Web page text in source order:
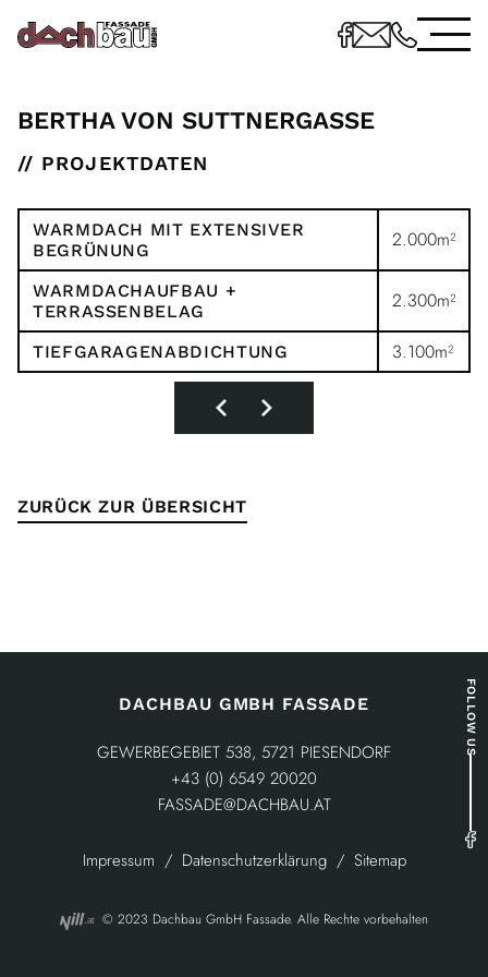
BERTHA VON SUTTNERGASSE
// PROJEKTDATEN
WARMDACH MIT EXTENSIVER
BEGRÜNUNG
2.000m²
WARMDACHAUFBAU +
TERRASSENBELAG
2.300m²
TIEFGARAGENABDICHTUNG 3.100m²
ZURÜCK ZUR ÜBERSICHT
DACHBAU GMBH FASSADE
GEWERBEGEBIET 538, 5721 PIESENDORF
+43 (0) 6549 20020
FASSADE@DACHBAU.AT
Impressum Datenschutzerklärung Sitemap
.at © 2023 Dachbau GmbH Fassade. Alle Rechte vorbehalten
FOLLOW US